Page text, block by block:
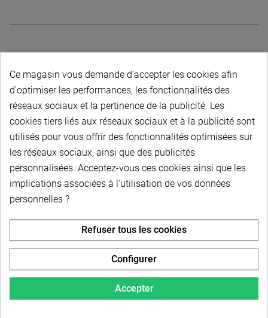
PAIEMENT SÉCURISÉ
Ce magasin vous demande d'accepter les cookies afin
d'optimiser les performances, les fonctionnalités des
réseaux sociaux et la pertinence de la publicité. Les
cookies tiers liés aux réseaux sociaux et à la publicité sont
utilisés pour vous offrir des fonctionnalités optimisées sur
les réseaux sociaux, ainsi que des publicités
personnalisées. Acceptez-vous ces cookies ainsi que les
implications associées à l'utilisation de vos données
personnelles ?
Accepter
Refuser tous les cookies
Configurer